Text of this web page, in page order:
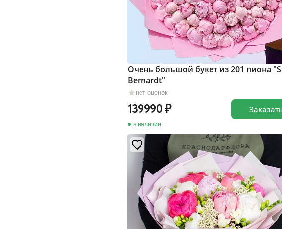
нет оценок
Очень большой букет из 201 пиона
Bernardt"
139990
в наличии